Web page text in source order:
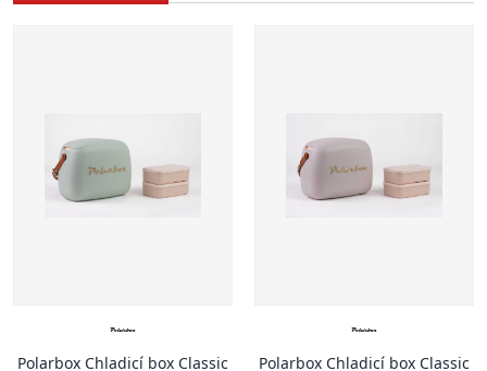
Polarbox Chladicí box Classic
Polarbox Chladicí box Classic